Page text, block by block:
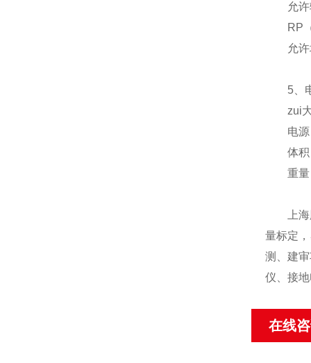
允许辅
RP（
允许地
5、电
zui大
电源：
体积：
重量
上海胜
量标定
测、建
仪、接
在线